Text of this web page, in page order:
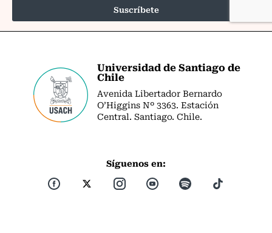
Universidad de Santiago de
Chile
Avenida Libertador Bernardo
O’Higgins Nº 3363. Estación
Central. Santiago. Chile.
Síguenos en: